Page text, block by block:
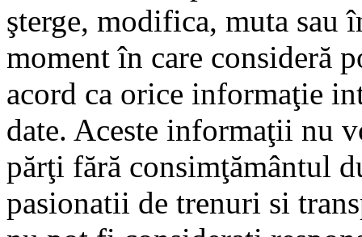
şterge, modifica, muta sau
moment în care consideră
acord ca orice informaţie
date. Aceste informaţii nu
părţi fără consimţământul
pasionatii de trenuri si